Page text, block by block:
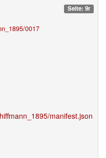
Seite: 9r
0017
manifest.json